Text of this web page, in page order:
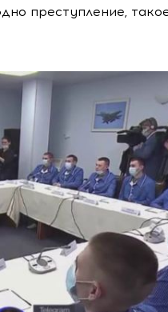
преступление,